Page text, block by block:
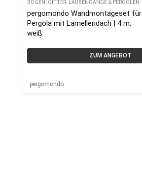
BÖGEN, GITTER, LAUBENGÄNGE & PERGOLEN
pergomondo Wandmontageset für
Pergola mit Lamellendach | 4 m,
weiß
ZUM ANGEBOT
pergomondo